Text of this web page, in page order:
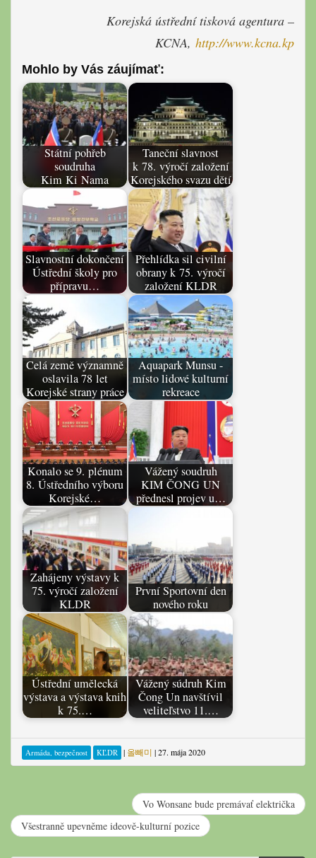
Korejská ústřední tisková agentura –
KCNA, http://www.kcna.kp
Mohlo by Vás záujímať:
Státní pohřeb
soudruha
Kim Ki Nama
Taneční slavnost
k 78. výročí založení
Korejského svazu dětí
Slavnostní dokončení
Ústřední školy pro
přípravu…
Přehlídka sil civilní
obrany k 75. výročí
založení KLDR
Celá země významně
oslavila 78 let
Korejské strany práce
Aquapark Munsu -
místo lidové kulturní
rekreace
Konalo se 9. plénum
8. Ústředního výboru
Korejské…
Vážený soudruh
KIM ČONG UN
přednesl projev u…
Zahájeny výstavy k
75. výročí založení
KLDR
První Sportovní den
nového roku
Ústřední umělecká
výstava a výstava knih
k 75.…
Vážený súdruh Kim
Čong Un navštívil
veliteľstvo 11.…
Armáda, bezpečnost KĽDR | 올빼미 |27. mája 2020
Vo Wonsane bude premávať električka
Všestranně upevněme ideově-kulturní pozice